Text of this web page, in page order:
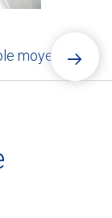
moyenne